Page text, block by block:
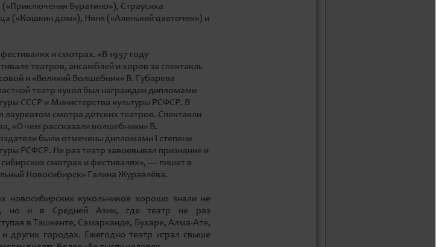
Буратино»), Страусиха
(«Кошкин дом»), Няня («Аленький цветочек») и
и смотрах. «В 1957 году
театров, ансамблей и хоров за спектакль
и «Великий Волшебник» В. Губарева
театр кукол был награжден дипломами
СССР и Министерства культуры РСФСР. В
лауреатом смотра детских театров. Спектакли
«О чем рассказали волшебники» В.
были отмечены дипломами I степени
РСФСР. Не раз театр завоевывал признание и
сибирских смотрах и фестивалях», — пишет в
Новосибирск» Галина Журавлёва.
новосибирских кукольников хорошо знали не
но и в Средней Азии, где театр не раз
в Ташкенте, Самарканде, Бухаре, Алма-Ате,
других городах. Ежегодно театр играл свыше